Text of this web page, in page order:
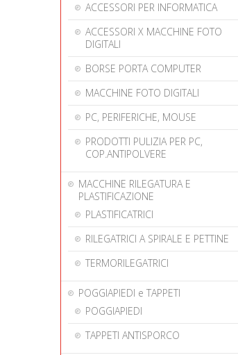
ACCESSORI PER INFORMATICA
ACCESSORI X MACCHINE FOTO
DIGITALI
BORSE PORTA COMPUTER
MACCHINE FOTO DIGITALI
PC, PERIFERICHE, MOUSE
PRODOTTI PULIZIA PER PC,
COP.ANTIPOLVERE
MACCHINE RILEGATURA E
PLASTIFICAZIONE
PLASTIFICATRICI
RILEGATRICI A SPIRALE E PETTINE
TERMORILEGATRICI
POGGIAPIEDI e TAPPETI
POGGIAPIEDI
TAPPETI ANTISPORCO